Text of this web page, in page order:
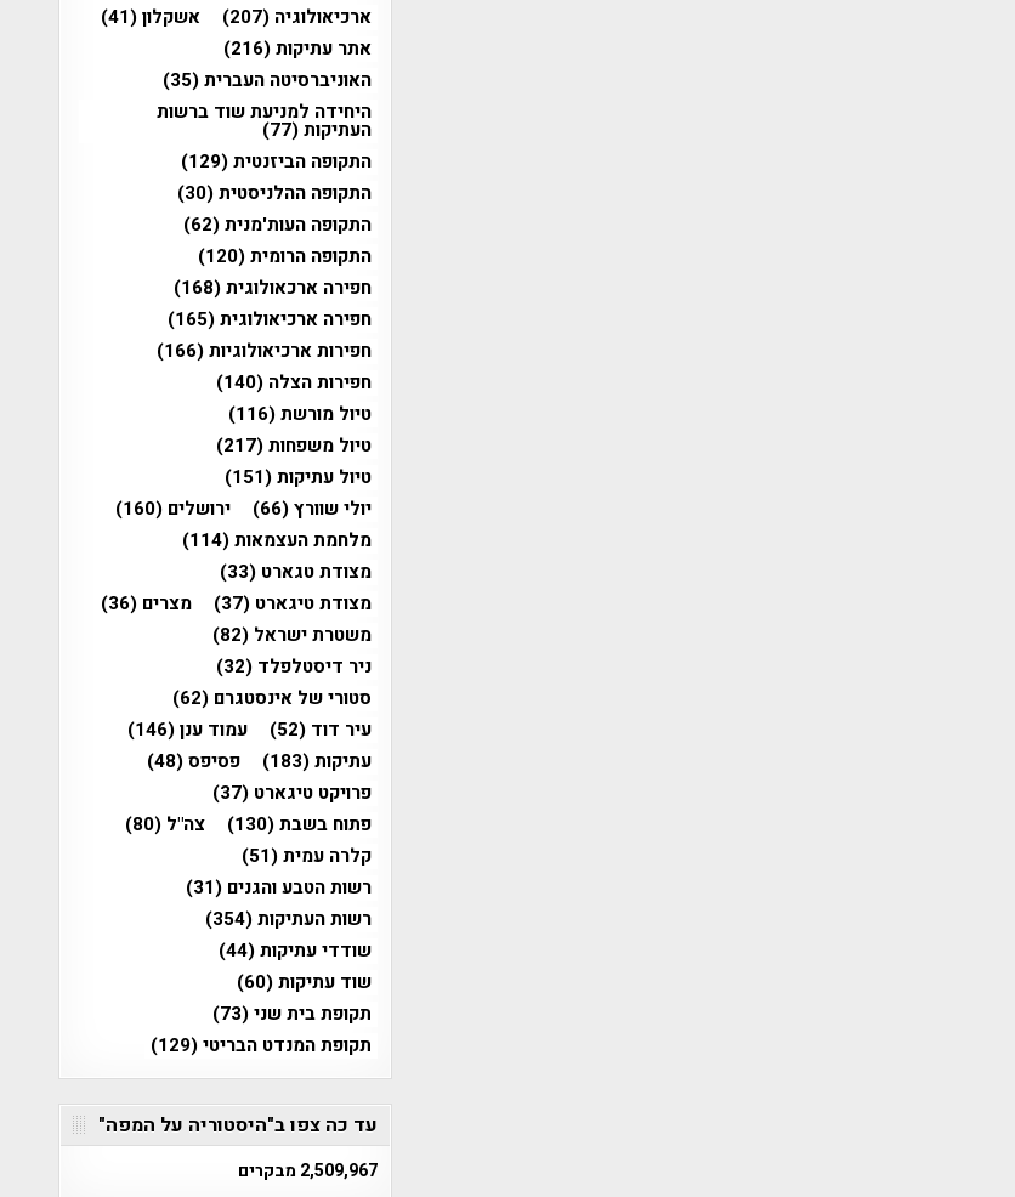
ארכיאולוגיה (207) אשקלון(41)
אתר עתיקות(216)
האוניברסיטה העברית(35)
היחידה למניעת שוד ברשות
העתיקות(77)
התקופה הביזנטית(129)
התקופה ההלניסטית(30)
התקופה העות'מנית(62)
התקופה הרומית(120)
חפירה ארכאולוגית(168)
חפירה ארכיאולוגית(165)
חפירות ארכיאולוגיות(166)
חפירות הצלה (140)
טיול מורשת(116)
טיול משפחות(217)
טיול עתיקות(151)
יולי שוורץ(66) ירושלים (160)
מלחמת העצמאות(114)
מצודת טגארט (33)
מצודת טיגארט (37) מצרים (36)
משטרת ישראל (82)
ניר דיסטלפלד (32)
סטורי של אינסטגרם (62)
עיר דוד (52) עמוד ענן(146)
עתיקות(183) פסיפס(48)
פרויקט טיגארט (37)
פתוח בשבת(130) צה"ל (80)
קלרה עמית(51)
רשות הטבע והגנים (31)
רשות העתיקות(354)
שודדי עתיקות(44)
שוד עתיקות(60)
תקופת בית שני(73)
תקופת המנדט הבריטי(129)
עד כה צפו ב"היסטוריה על המפה"
2,509,967 מבקרים